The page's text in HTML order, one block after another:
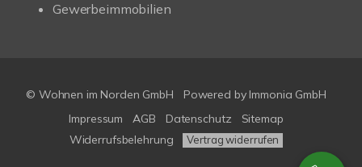
Gewerbeimmobilien
© Wohnen im Norden GmbH Powered by Immonia GmbH
Impressum
AGB Datenschutz
Sitemap
Widerrufsbelehrung
Vertrag widerrufen